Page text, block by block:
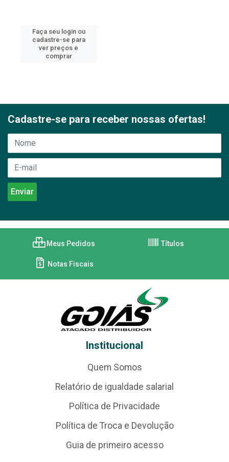
Faça seu login ou
cadastre-se para
ver preços e
comprar
Cadastre-se para receber nossas ofertas!
Meus Pedidos Títulos
Notas Fiscais
Institucional
Quem Somos
Relatório de igualdade salarial
Política de Privacidade
Política de Troca e Devolução
Guia de primeiro acesso